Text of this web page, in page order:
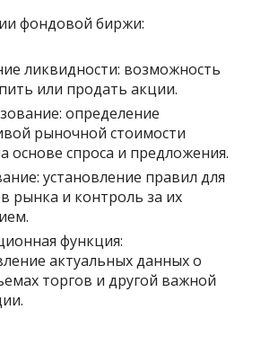
фондовой биржи:
ликвидности: возможность
или продать акции.
определение
рыночной стоимости
основе спроса и предложения.
установление правил для
рынка и контроль за их
функция:
актуальных данных о
торгов и другой важной